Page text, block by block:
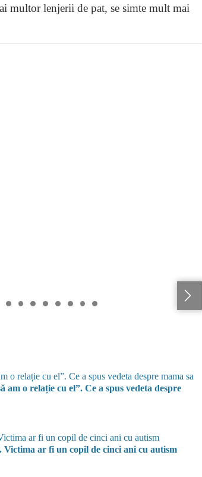
multor lenjerii de pat, se simte mult mai
o relație cu el”. Ce a spus vedeta despre
Victima ar fi un copil de cinci ani cu autism